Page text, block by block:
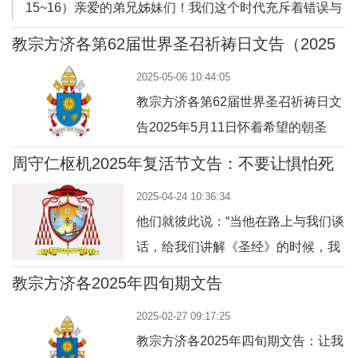
了长年累月如烈火般的淬炼，更成为
深切幸福的根源。圣经为我们举出一
天主召叫参
15~16）亲爱的弟兄姊妹们！我们这个时代充斥着错误与
对立的信息，少数的权力中心掌控着前所未有的大量数据
们说几句话。你们必须勇敢地将个人与集体对他人的责任
置于传播的核心──这份勇气比以往任何时候都更加必
要。在
教宗方济各第62届世界圣召祈祷日文告（2025
年5月11日）
2025-05-06 10:44:05
教宗方济各第62届世界圣召祈祷日文
告2025年5月11日怀着希望的朝圣
者：生命的礼物亲爱的弟兄姊妹们！
地向你们发布一个喜乐和鼓舞人心的
邀请，请你们慷慨地奉献你们的生命
作为礼物，藉此成为怀着希望的朝圣
者。圣召，是一份天主撒播在我们心
我、踏上爱与服务
周守仁枢机2025年复活节文告：不要让惧怕死
亡使我们变得软弱！
2025-04-24 10:36:34
他们就彼此说：“当他在路上与我们谈
话，给我们讲解《圣经》的时候，我
们的心不是火热的吗?”(路24:32)复活
光明穿透黑暗、修和拉近分歧、希望
取代绝望的时期。然而，面对着如今
教宗方济各2025年四旬期文告
2025-02-27 09:17:25
教宗方济各2025年四旬期文告：让我